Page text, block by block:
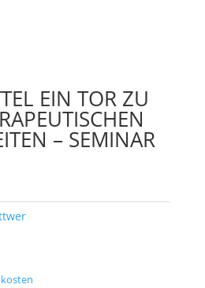
EIN TOR ZU
– SEMINAR